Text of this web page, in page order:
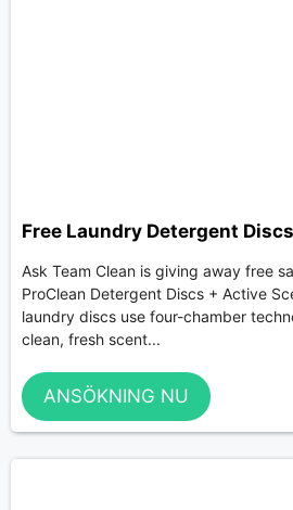
Free Laundry Detergent Discs
Ask Team Clean is giving away free
ProClean Detergent Discs + Active
laundry discs use four-chamber
clean, fresh scent...
ANSÖKNING NU